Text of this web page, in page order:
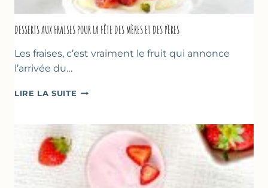
DESSERTS AUX FRAISES POUR LA FÊTE DES MÈRES ET DES PÈRES
Les fraises, c’est vraiment le fruit qui annonce
l’arrivée du…
LIRE LA SUITE DESSERTS
POUR
FÊTE
DES